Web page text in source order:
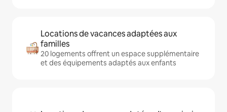
Locations de vacances adaptées aux
familles
20 logements offrent un espace supplémentaire
et des équipements adaptés aux enfants